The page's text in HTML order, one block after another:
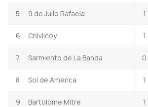
5 9 de Julio Rafaela 1
6 Chivilcoy 1
7 Sarmiento de La Banda 0
8 Sol de America 1
9 Bartolome Mitre 1